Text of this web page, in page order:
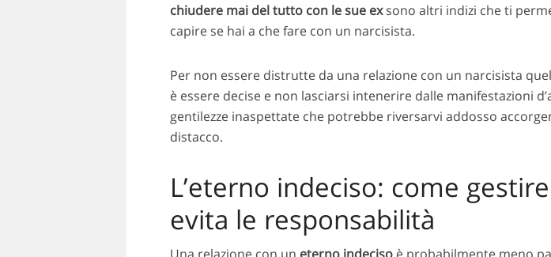
chiudere mai del tutto con le sue exsono altri indizi che ti
capire se hai a che fare con un narcisista.
Per non essere distrutte da una relazione con un narcisista
è essere decise e non lasciarsi intenerire dalle manifestazioni
gentilezze inaspettate che potrebbe riversarvi addosso
distacco.
L’eterno indeciso: come
evita le responsabilità